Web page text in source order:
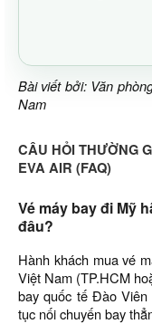
Bài viết bởi: Văn
Nam
CÂU HỎI THƯỜNG
EVA AIR (FAQ)
Vé máy bay đi Mỹ
đâu?
Hành khách mua vé
Việt Nam (TP.HCM
bay quốc tế Đào
tục nối chuyến bay